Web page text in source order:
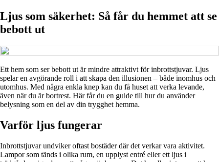
Ljus som säkerhet: Så får du hemmet att se
bebott ut
Ett hem som ser bebott ut är mindre attraktivt för inbrottstjuvar. Ljus
spelar en avgörande roll i att skapa den illusionen – både inomhus och
utomhus. Med några enkla knep kan du få huset att verka levande,
även när du är bortrest. Här får du en guide till hur du använder
belysning som en del av din trygghet hemma.
Varför ljus fungerar
Inbrottstjuvar undviker oftast bostäder där det verkar vara aktivitet.
Lampor som tänds i olika rum, en upplyst entré eller ett ljus i